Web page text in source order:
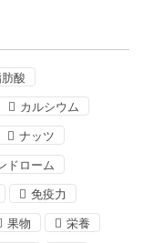
酸
カルシウム
ナッツ
ドローム
免疫力
果物 栄養